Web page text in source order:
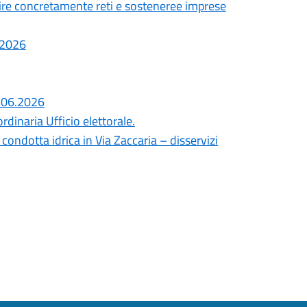
concretamente reti e sosteneree imprese
Ufficio elettorale.
idrica in Via Zaccaria – disservizi